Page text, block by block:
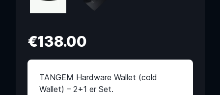
€138.00
TANGEM Hardware Wallet (cold
Wallet) – 2+1 er Set.